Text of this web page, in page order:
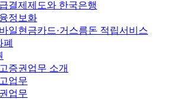
결제제도와 한국은행
정보화
일현금카드·거스름돈 적립서비스
증권업무 소개
업무
업무